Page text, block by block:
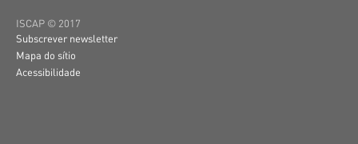
ISCAP © 2017
Subscrever newsletter
Mapa do sítio
Acessibilidade